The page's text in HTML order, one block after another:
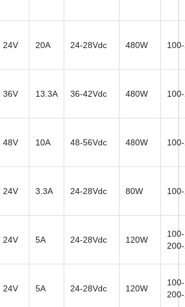
24V 20A 24-28Vdc 480W
36V 13.3A 36-42Vdc 480W
48V 10A 48-56Vdc 480W
24V 3.3A 24-28Vdc 80W
24V 5A 24-28Vdc 120W
24V 5A 24-28Vdc 120W